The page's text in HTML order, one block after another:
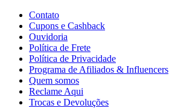
Contato
Cupons e Cashback
Ouvidoria
Política de Frete
Política de Privacidade
Programa de Afiliados & Influencers
Quem somos
Reclame Aqui
Trocas e Devoluções